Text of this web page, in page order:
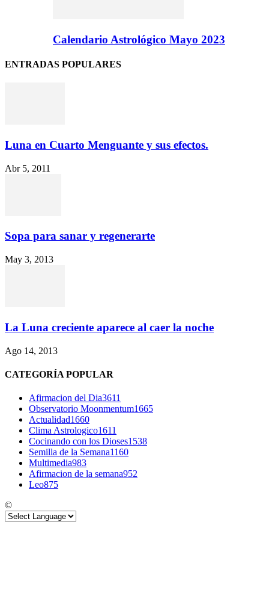
Calendario Astrológico Mayo 2023
ENTRADAS POPULARES
Luna en Cuarto Menguante y sus efectos.
Abr 5, 2011
Sopa para sanar y regenerarte
May 3, 2013
La Luna creciente aparece al caer la noche
Ago 14, 2013
CATEGORÍA POPULAR
Afirmacion del Dia3611
Observatorio Moonmentum1665
Actualidad1660
Clima Astrologico1611
Cocinando con los Dioses1538
Semilla de la Semana1160
Multimedia983
Afirmacion de la semana952
Leo875
©